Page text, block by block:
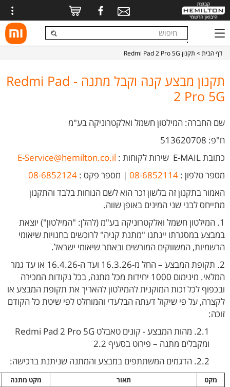
דף הבית> תקנון Redmi Pad 2 Pro 5G
תקנון מבצע קנה וקבל מתנה - Redmi Pad
2 Pro 5G
שם החברה: המילטון חשמל ואלקטרוניקה בע"מ
ח"פ: 513620708
כתובת E-MAIL
שירות לקוחות :
E-Service@hemilton.co.il
מספר טלפון : 08-6852114 | מספר פקס : 08-6852124
האמור בתקנון זה בלשון זכר הוא לשם הנוחות בלבד והתקנון
מתייחס לבני שני המינים באופן שווה.
1. המילטון חשמל ואלקטרוניקה בע"מ (להלן: "המילטון") יוצאת
במבצע במסגרתו יינתנו "מתנת קניה" לרוכשים בחנויות שיאומי
הרשמיות, המשווקים המורשים ובאתר שיאומי ישראל.
2. תקופת המבצע – החל מ-16.3.26 ועד ה-16.4.26 או עד גמר
המלאי. מינימום 1000 יחידות מכל מתנה, בכל נקודות המכירה
ובכפוף לכל זכות המוקנית להמילטון להאריך את תקופת המבצע או
לקצרה, על פי שיקול דעתה הבלעדי והמוחלט לפי שיטת כל הקודם
זוכה:
2.1. מהות המבצע - קונים טאבלט Redmi Pad 2 Pro 5G
ומקבלים מתנה – פירוט בסעיף 2.2
2.2. הדגמים המשתתפים במבצע והמתנה שניתנת ברכישה:
מקט תאור מקט מתנה